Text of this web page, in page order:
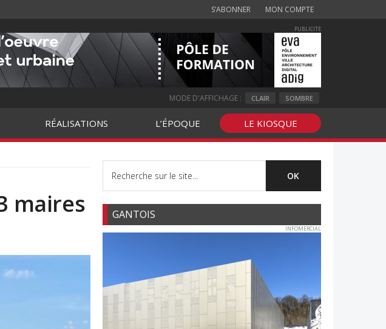
S’ABONNER MON COMPTE
PUBLICITE
MODE D'AFFICHAGE : CLAIR SOMBRE
RÉALISATIONS L’ÉPOQUE LE KIOSQUE
maires GANTOIS
INFOMERCIAL